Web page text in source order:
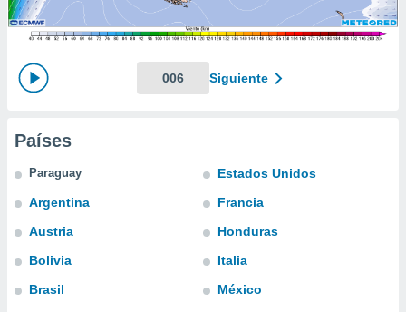
permite
seguir
la
ya sean
nuestros
CONFIGURACIÓN
006 Siguiente
Países
Paraguay
Argentina
Austria
Bolivia
Brasil
Estados Unidos
Francia
Honduras
Italia
México